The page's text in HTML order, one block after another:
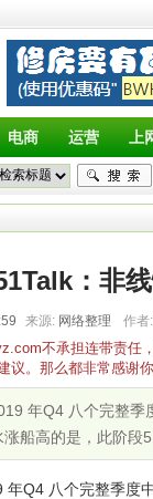
电商 运营 上
：非
来源: 网络整理 作者:
不承担连带责任
议。那么都非常感谢
年Q4 八个完整
船高的是，此阶段
Q4 八个完整季度